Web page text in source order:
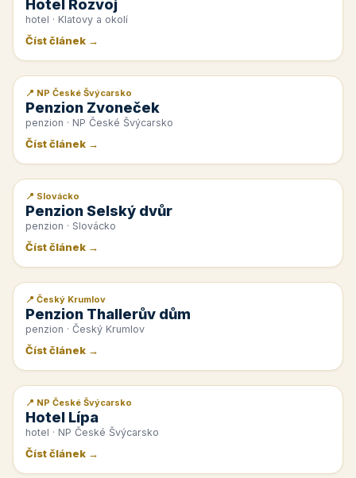
Hotel Rozvoj
hotel · Klatovy a okolí
Číst článek →
📰 PR článek
📍 NP České Švýcarsko
Penzion Zvoneček
penzion · NP České Švýcarsko
Číst článek →
📰 PR článek
📍 Slovácko
Penzion Selský dvůr
penzion · Slovácko
Číst článek →
📰 PR článek
📍 Český Krumlov
Penzion Thallerův dům
penzion · Český Krumlov
Číst článek →
📰 PR článek
📍 NP České Švýcarsko
Hotel Lípa
hotel · NP České Švýcarsko
Číst článek →